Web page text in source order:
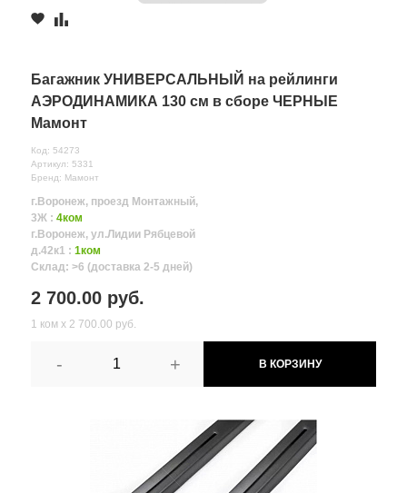
Багажник УНИВЕРСАЛЬНЫЙ на рейлинги
АЭРОДИНАМИКА 130 см в сборе ЧЕРНЫЕ
Мамонт
Код: 54273
Артикул: 5331
Бренд: Мамонт
г.Воронеж, проезд Монтажный,
3Ж : 4ком
г.Воронеж, ул.Лидии Рябцевой
д.42к1 : 1ком
Склад: >6 (доставка 2-5 дней)
2 700.00 руб.
1 ком х 2 700.00 руб.
- + В КОРЗИНУ